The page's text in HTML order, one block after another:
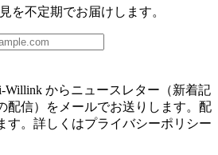
を不定期でお届けします。
Willink からニュースレター（新着記
配信）をメールでお送りします。配
す。詳しくはプライバシーポリシー